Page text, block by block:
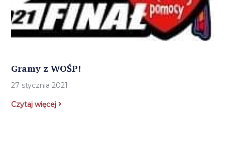
Gramy z WOŚP!
27 stycznia 2021
Czytaj więcej